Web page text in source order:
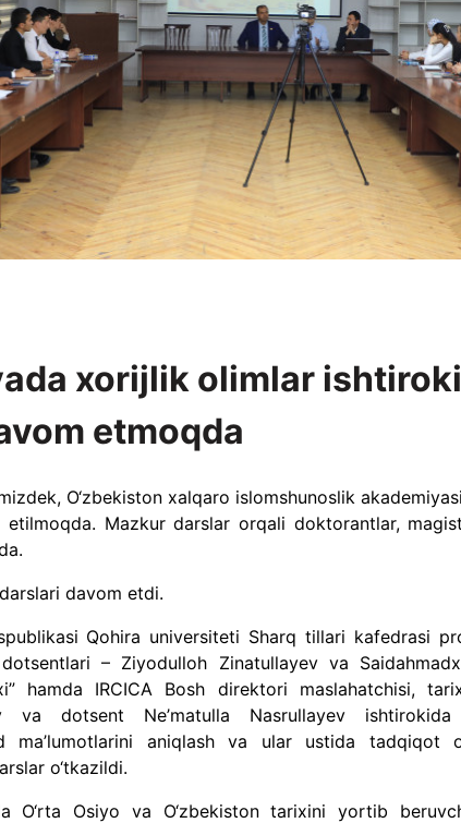
xorijlik olimlar
etmoqda
O‘zbekiston xalqaro islomshunoslik
Mazkur darslar orqali doktorantlar,
davom etdi.
Qohira universiteti Sharq tillari kafedrasi
– Ziyodulloh Zinatullayev va
hamda IRCICA Bosh direktori maslahatchisi,
va dotsent Ne’matulla Nasrullayev
ma’lumotlarini aniqlash va ular ustida tadqiqot
o‘tkazildi.
O‘rta Osiyo va O‘zbekiston tarixini yortib